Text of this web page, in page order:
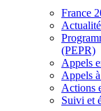
France
(PEPR)
Appels
Appels
Actions
Suivi et